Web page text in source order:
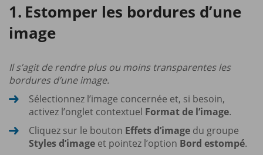
Estomper les bordures d’une
image
Il s’agit de rendre plus ou moins transparentes les
bordures d’une image.
Sélectionnez l’image concernée et, si besoin,
activez l’onglet contextuel Format de l’image.
Cliquez sur le bouton Effets d’image du groupe
Styles d’image et pointez l’option Bord estompé.